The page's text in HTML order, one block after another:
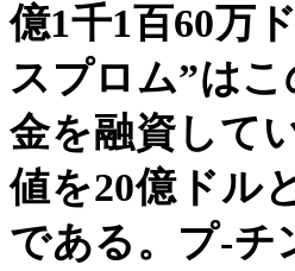
億1千1百60万
スプロム”はこ
金を融資して
値を20億ドル
である。プ-チ